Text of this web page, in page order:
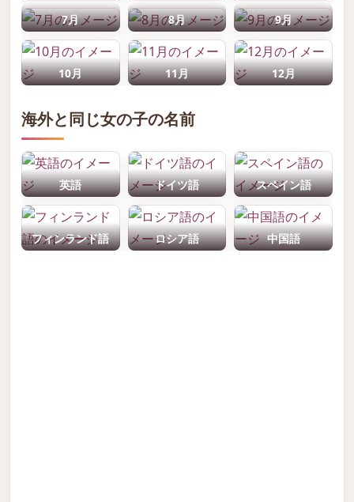
7月 8月 9月
10月 11月 12月
海外と同じ女の子の名前
英語 ドイツ語 スペイン語
フィンランド語 ロシア語 中国語